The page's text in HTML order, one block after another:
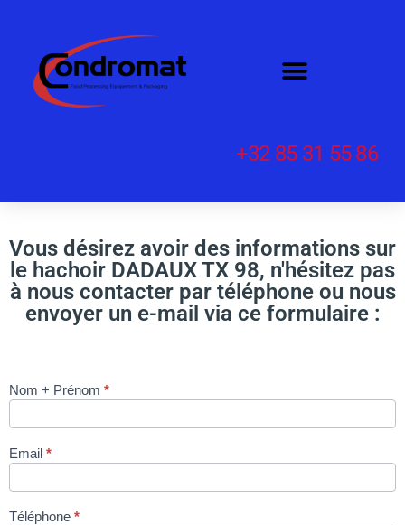
+32 85 31 55 86
Vous désirez avoir des informations sur
le hachoir DADAUX TX 98, n'hésitez pas
à nous contacter par téléphone ou nous
envoyer un e-mail via ce formulaire :
HACHOIR
condromat.be
Nom + Prénom *
Email *
Téléphone *